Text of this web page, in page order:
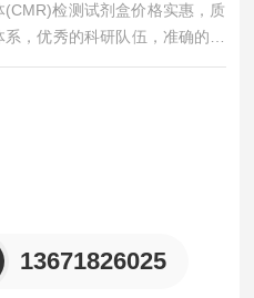
检测试剂盒价格实惠，质
，优秀的科研队伍，准确的实
，凡购买我司的试剂盒产品都
13671826025